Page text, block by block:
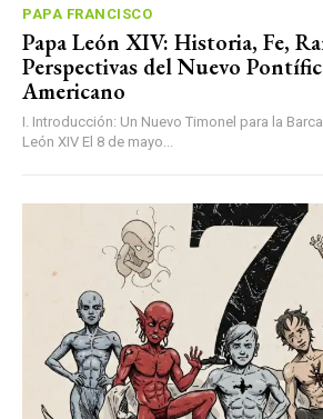
PAPA FRANCISCO
Papa León XIV: Historia, Fe,
Perspectivas del Nuevo
Americano
I. Introducción: Un Nuevo Timonel para la
León XIV El 8 de mayo...